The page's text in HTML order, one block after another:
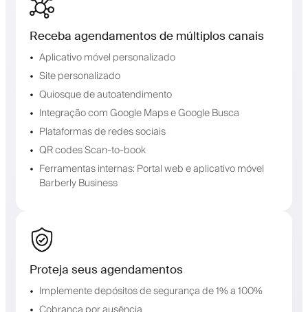
Receba agendamentos de múltiplos canais
Aplicativo móvel personalizado
Site personalizado
Quiosque de autoatendimento
Integração com Google Maps e Google Busca
Plataformas de redes sociais
QR codes Scan-to-book
Ferramentas internas: Portal web e aplicativo móvel
Barberly Business
Proteja seus agendamentos
Implemente depósitos de segurança de 1% a 100%